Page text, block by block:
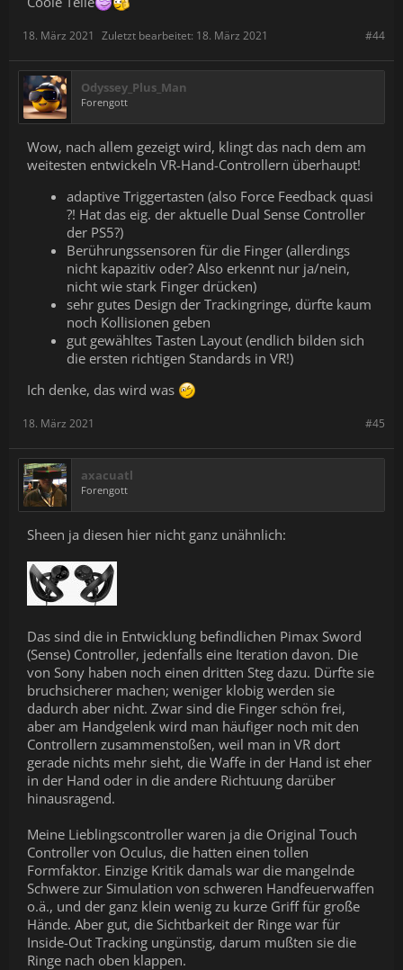
#44
18. März 2021 Zuletzt bearbeitet: 18. März 2021
Odyssey_Plus_Man
Forengott
Wow, nach allem gezeigt wird, klingt das nach dem am
weitesten entwickeln VR-Hand-Controllern überhaupt!
adaptive Triggertasten (also Force Feedback quasi
?! Hat das eig. der aktuelle Dual Sense Controller
der PS5?)
Berührungssensoren für die Finger (allerdings
nicht kapazitiv oder? Also erkennt nur ja/nein,
nicht wie stark Finger drücken)
sehr gutes Design der Trackingringe, dürfte kaum
noch Kollisionen geben
gut gewähltes Tasten Layout (endlich bilden sich
die ersten richtigen Standards in VR!)
Ich denke, das wird was
#45
18. März 2021
axacuatl
Forengott
Sheen ja diesen hier nicht ganz unähnlich:
Das sind die in Entwicklung befindlichen Pimax Sword
(Sense) Controller, jedenfalls eine Iteration davon. Die
von Sony haben noch einen dritten Steg dazu. Dürfte sie
bruchsicherer machen; weniger klobig werden sie
dadurch aber nicht. Zwar sind die Finger schön frei,
aber am Handgelenk wird man häufiger noch mit den
Controllern zusammenstoßen, weil man in VR dort
gerade nichts mehr sieht, die Waffe in der Hand ist eher
in der Hand oder in die andere Richtuung darüber
hinausragend.
Meine Lieblingscontroller waren ja die Original Touch
Controller von Oculus, die hatten einen tollen
Formfaktor. Einzige Kritik damals war die mangelnde
Schwere zur Simulation von schweren Handfeuerwaffen
o.ä., und der ganz klein wenig zu kurze Griff für große
Hände. Aber gut, die Sichtbarkeit der Ringe war für
Inside-Out Tracking ungünstig, darum mußten sie die
Ringe nach oben klappen.